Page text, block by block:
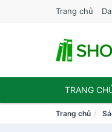
Trang chủ
TRANG
Trang chủ